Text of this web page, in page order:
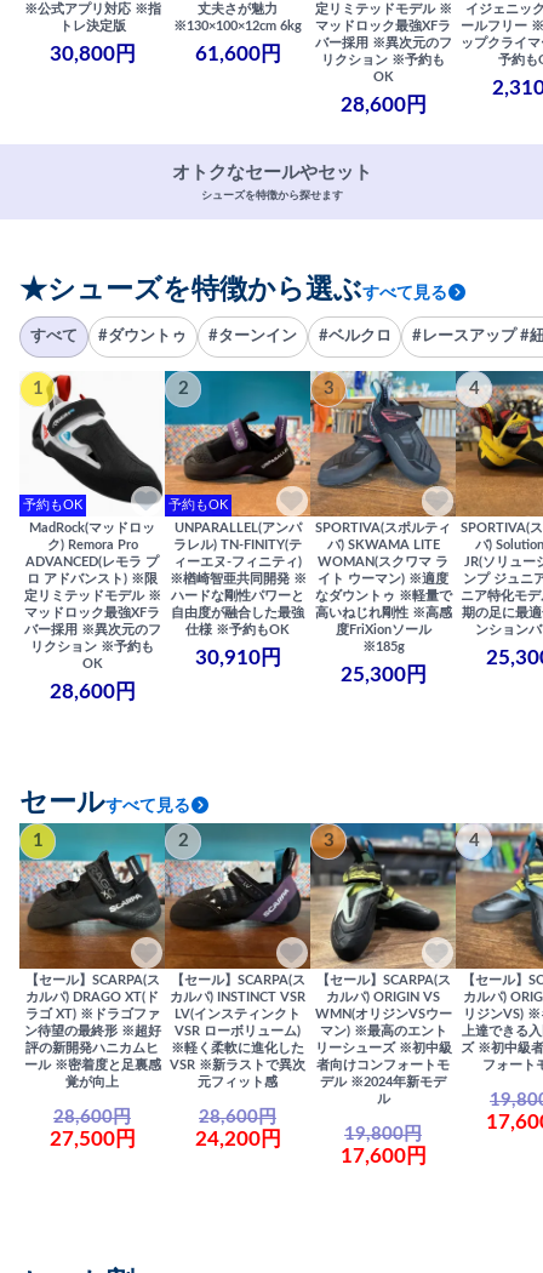
※公式アプリ対応 ※指
トレ決定版
30,800円
丈夫さが魅力
※130×100×12cm 6kg
61,600円
定リミテッドモデル ※
マッドロック最強XFラ
バー採用 ※異次元のフ
リクション ※予約も
OK
28,600円
イジェニッ
ールフリー
ップクライ
予約も
オトクなセールやセット
シューズを特徴から探せます
★シューズを特徴から選ぶすべて見る
すべて #ダウントゥ #ターンイン #ベルクロ #レースアップ #
1
予約もOK
MadRock(マッドロッ
ク) Remora Pro
ADVANCED(レモラ プ
ロ アドバンスト) ※限
定リミテッドモデル ※
マッドロック最強XFラ
バー採用 ※異次元のフ
リクション ※予約も
OK
28,600円
2
予約もOK
UNPARALLEL(アンパ
ラレル) TN-FINITY(テ
ィーエヌ-フィニティ)
※楢崎智亜共同開発 ※
ハードな剛性パワーと
自由度が融合した最強
仕様 ※予約もOK
30,910円
3
SPORTIVA(スポルティ
バ) SKWAMA LITE
WOMAN(スクワマ ラ
イト ウーマン) ※適度
なダウントゥ ※軽量で
高いねじれ剛性 ※高感
度FriXionソール
※185g
25,300円
4
SPORTIVA(
バ)
JR(ソリュー
ンプ ジュニ
ニア特化モ
期の足に最
ンション
セールすべて見る
1
【セール】SCARPA(ス
カルパ) DRAGO XT(ド
ラゴ XT) ※ドラゴファ
ン待望の最終形 ※超好
評の新開発ハニカムヒ
ール ※密着度と足裏感
覚が向上
28,600円
27,500円
2
【セール】SCARPA(ス
カルパ) INSTINCT VSR
LV(インスティンクト
VSR ローボリューム)
※軽く柔軟に進化した
VSR ※新ラストで異次
元フィット感
28,600円
24,200円
3
【セール】SCARPA(ス
カルパ) ORIGIN VS
WMN(オリジンVSウー
マン) ※最高のエント
リーシューズ ※初中級
者向けコンフォートモ
デル ※2024年新モデ
ル
19,800円
17,600円
4
【セール】
カルパ)
リジンVS) ※
上達できる
ズ ※初中級
フォート